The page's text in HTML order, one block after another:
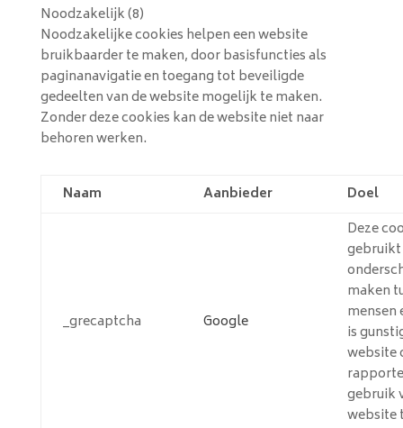
Noodzakelijk (8)
Noodzakelijke cookies helpen een website
bruikbaarder te maken, door basisfuncties als
paginanavigatie en toegang tot beveiligde
gedeelten van de website mogelijk te maken.
Zonder deze cookies kan de website niet naar
behoren werken.
Naam Aanbieder Doel
_grecaptcha Google
Deze
maken
mensen
is
website
gebruik
website